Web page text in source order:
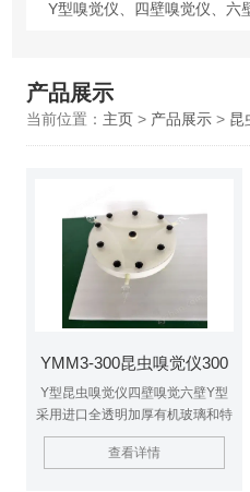
产品展示
当前位置： 主页> 产品展示> 昆
YMM3-300昆虫嗅觉仪300
Y型昆虫嗅觉仪四壁嗅觉六壁Y型
采用进口全透明加厚有机玻璃和特
富龙材料制作，一次成型密封性能
好，可定做多个抽气孔，或定做多
查看详情